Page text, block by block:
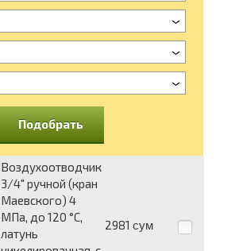
Подобрать
Воздухоотводчик
3/4" ручной (кран
Маевского) 4
МПа, до 120 °C,
латунь
2981 сум